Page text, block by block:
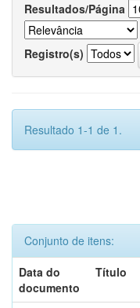
Resultados/Página
Registro(s)
Resultado 1-1 de 1.
Conjunto de itens:
Data do
documento
Título